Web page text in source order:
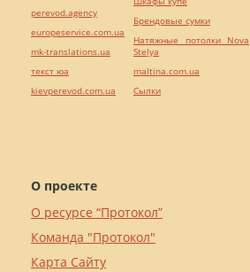
О проекте
О ресурсе “Протокол”
Команда "Протокол"
Карта Сайту
perevod.agency
europeservice.com.ua
mk-translations.ua
текст юа
kievperevod.com.ua
Брендовые сумки
Натяжные потолки Nova
Stelya
maltina.com.ua
Cылки